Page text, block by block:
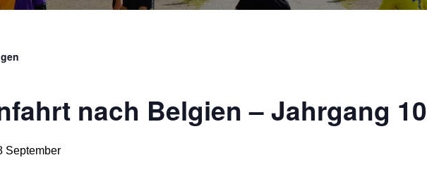
nach Belgien – Jahrgang 10
September